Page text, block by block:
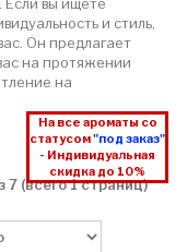
Если вы ищете
и стиль,
Он предлагает
на протяжении
на
На все ароматы со
статусом"под заказ"
- Индивидуальная
скидка до 10%
7 (всего 1 страниц)